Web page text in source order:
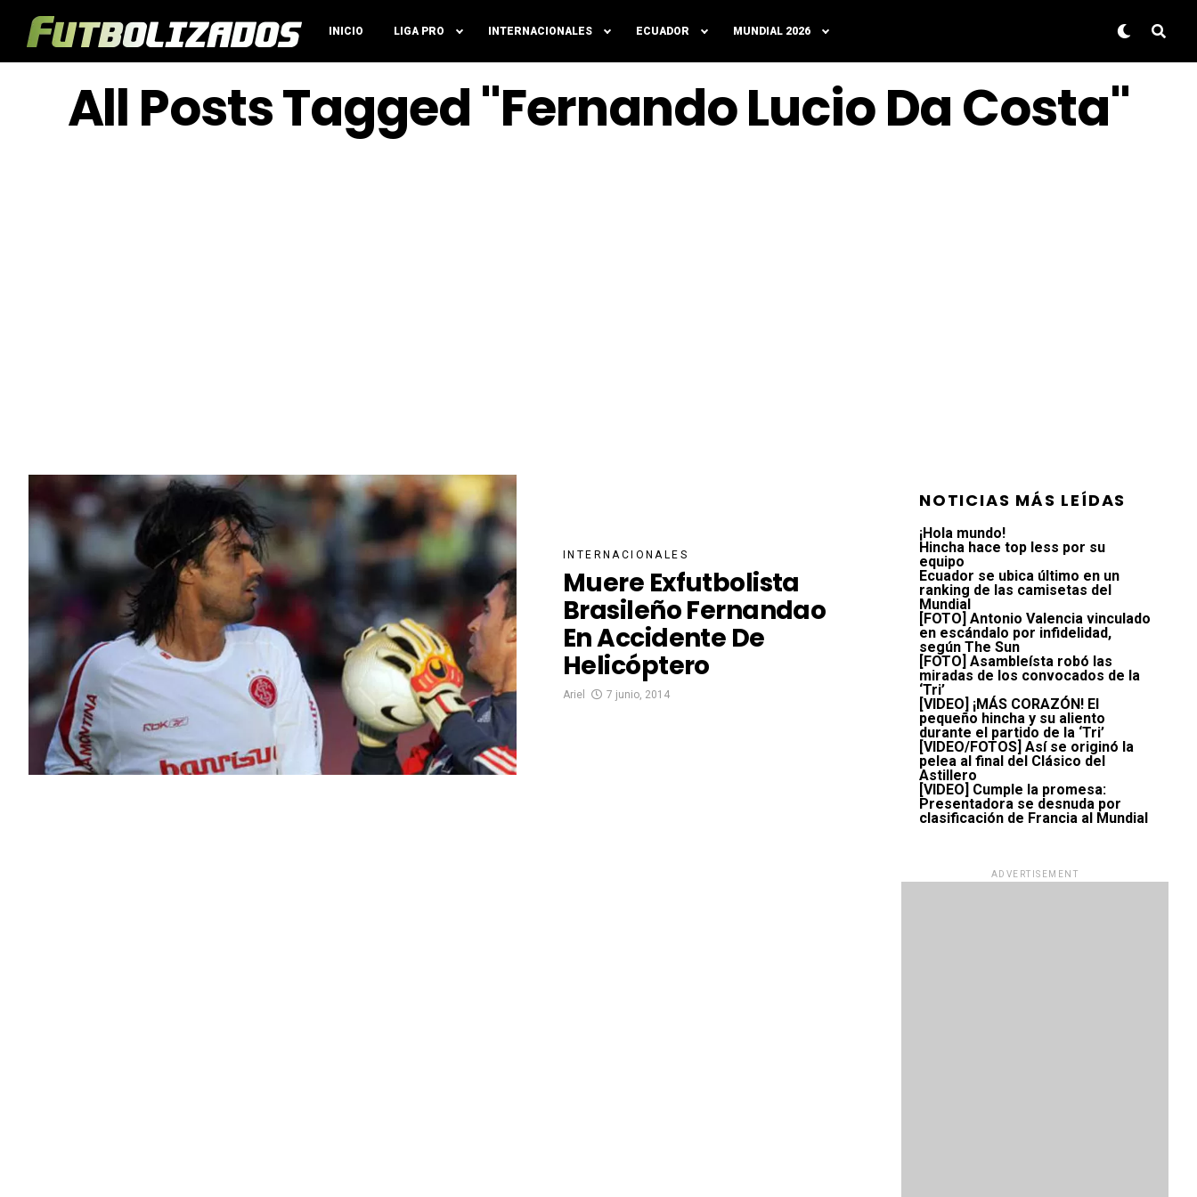
INICIO LIGA PRO INTERNACIONALES ECUADOR MUNDIAL 2026
All Posts Tagged "Fernando Lucio Da Costa"
INTERNACIONALES
Muere Exfutbolista
Brasileño Fernandao
En Accidente De
Helicóptero
Ariel 7 junio, 2014
NOTICIAS MÁS LEÍDAS
¡Hola mundo!
Hincha hace top less por su
equipo
Ecuador se ubica último en un
ranking de las camisetas del
Mundial
[FOTO] Antonio Valencia vinculado
en escándalo por infidelidad,
según The Sun
[FOTO] Asambleísta robó las
miradas de los convocados de la
‘Tri’
[VIDEO] ¡MÁS CORAZÓN! El
pequeño hincha y su aliento
durante el partido de la ‘Tri’
[VIDEO/FOTOS] Así se originó la
pelea al final del Clásico del
Astillero
[VIDEO] Cumple la promesa:
Presentadora se desnuda por
clasificación de Francia al Mundial
ADVERTISEMENT